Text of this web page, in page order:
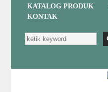
KATALOG PRODUK
KONTAK